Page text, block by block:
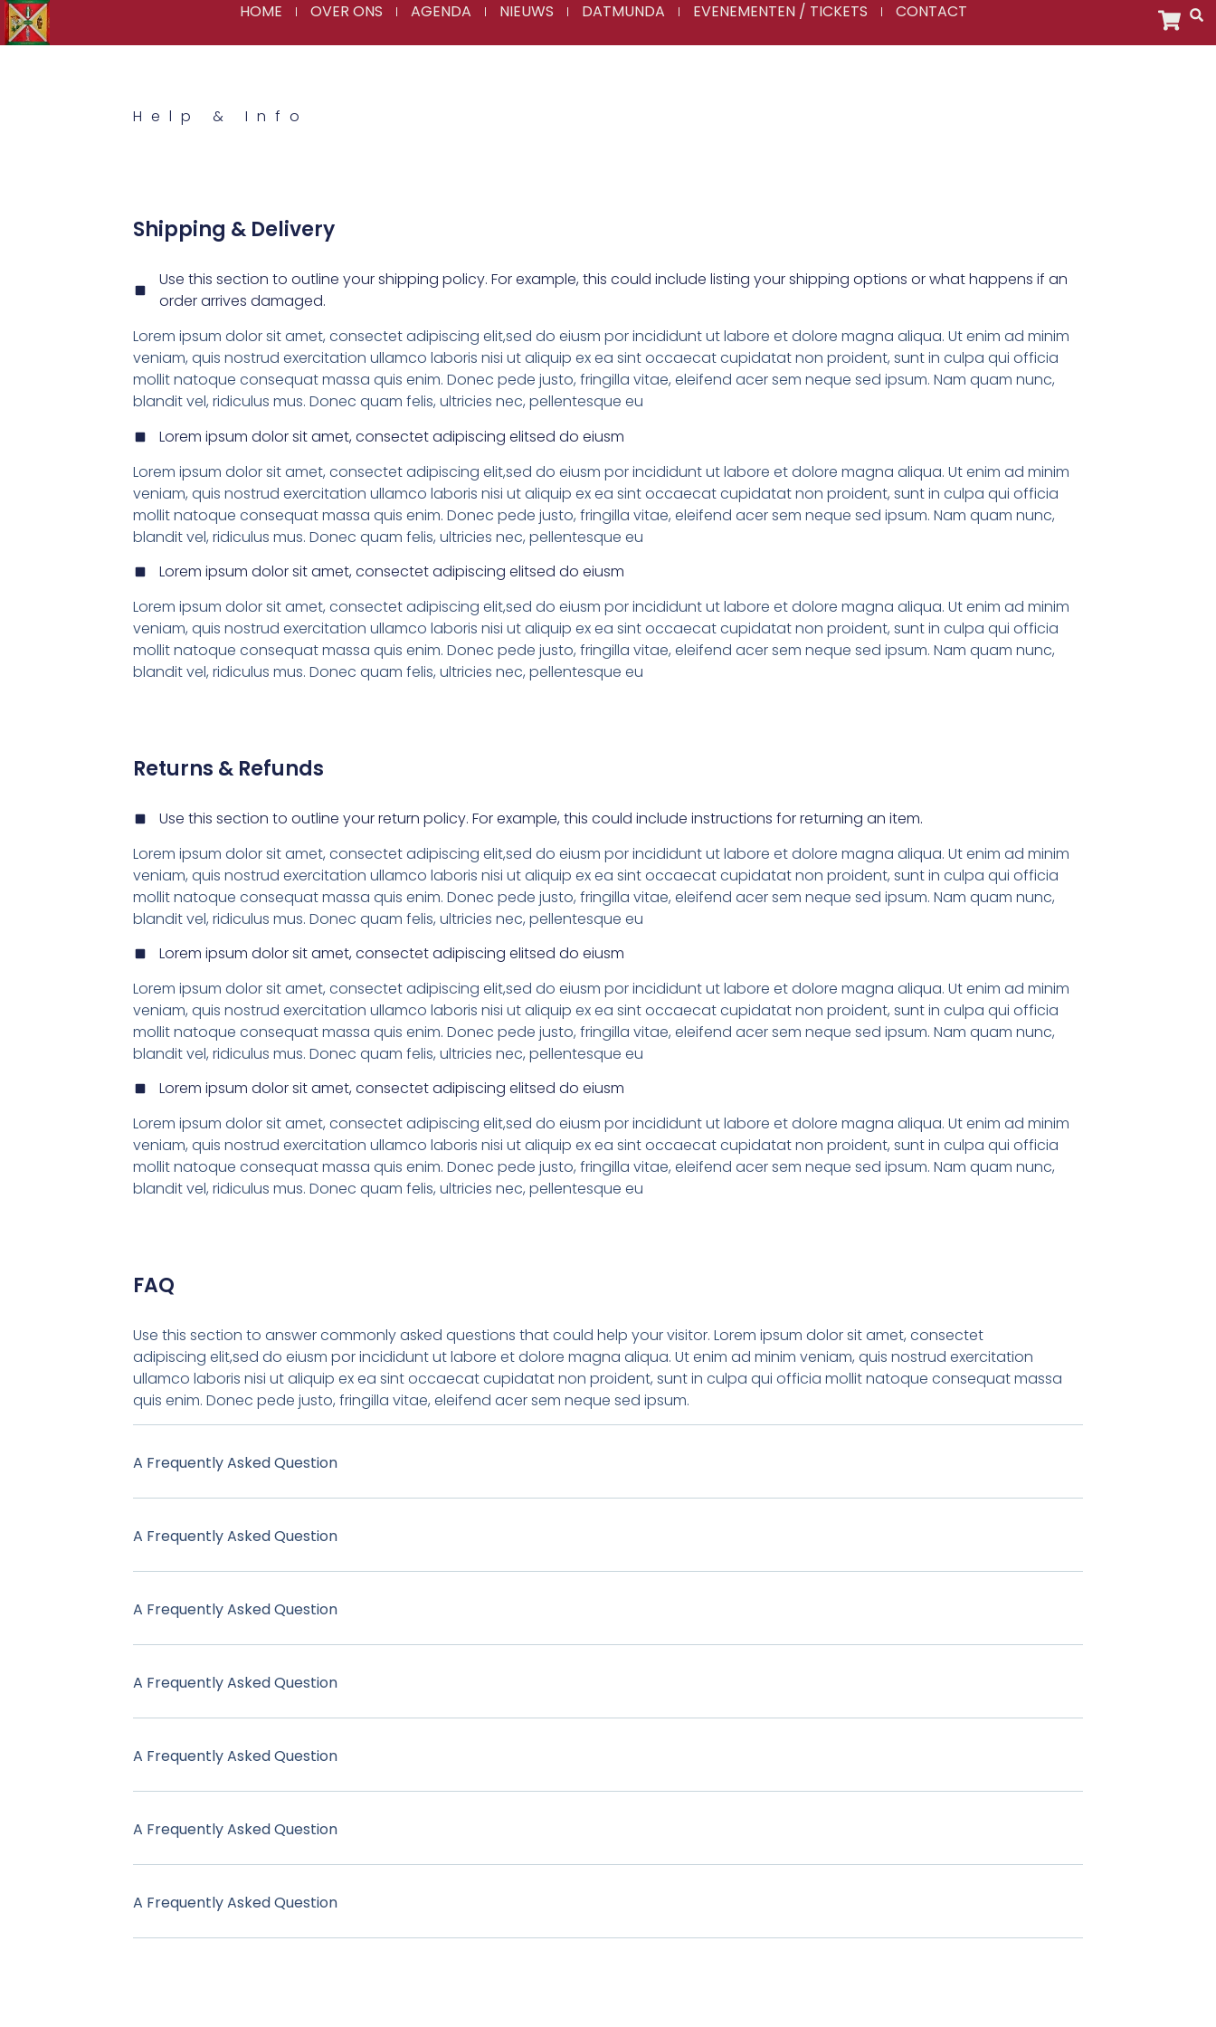
HOME OVER ONS AGENDA NIEUWS DATMUNDA EVENEMENTEN / TICKETS CONTACT
Help & Info
Shipping & Delivery
Use this section to outline your shipping policy. For example, this could include listing your shipping options or what happens if an
order arrives damaged.
Lorem ipsum dolor sit amet, consectet adipiscing elit,sed do eiusm por incididunt ut labore et dolore magna aliqua. Ut enim ad minim
veniam, quis nostrud exercitation ullamco laboris nisi ut aliquip ex ea sint occaecat cupidatat non proident, sunt in culpa qui officia
mollit natoque consequat massa quis enim. Donec pede justo, fringilla vitae, eleifend acer sem neque sed ipsum. Nam quam nunc,
blandit vel, ridiculus mus. Donec quam felis, ultricies nec, pellentesque eu
Lorem ipsum dolor sit amet, consectet adipiscing elitsed do eiusm
Lorem ipsum dolor sit amet, consectet adipiscing elit,sed do eiusm por incididunt ut labore et dolore magna aliqua. Ut enim ad minim
veniam, quis nostrud exercitation ullamco laboris nisi ut aliquip ex ea sint occaecat cupidatat non proident, sunt in culpa qui officia
mollit natoque consequat massa quis enim. Donec pede justo, fringilla vitae, eleifend acer sem neque sed ipsum. Nam quam nunc,
blandit vel, ridiculus mus. Donec quam felis, ultricies nec, pellentesque eu
Lorem ipsum dolor sit amet, consectet adipiscing elitsed do eiusm
Lorem ipsum dolor sit amet, consectet adipiscing elit,sed do eiusm por incididunt ut labore et dolore magna aliqua. Ut enim ad minim
veniam, quis nostrud exercitation ullamco laboris nisi ut aliquip ex ea sint occaecat cupidatat non proident, sunt in culpa qui officia
mollit natoque consequat massa quis enim. Donec pede justo, fringilla vitae, eleifend acer sem neque sed ipsum. Nam quam nunc,
blandit vel, ridiculus mus. Donec quam felis, ultricies nec, pellentesque eu
Returns & Refunds
Use this section to outline your return policy. For example, this could include instructions for returning an item.
Lorem ipsum dolor sit amet, consectet adipiscing elit,sed do eiusm por incididunt ut labore et dolore magna aliqua. Ut enim ad minim
veniam, quis nostrud exercitation ullamco laboris nisi ut aliquip ex ea sint occaecat cupidatat non proident, sunt in culpa qui officia
mollit natoque consequat massa quis enim. Donec pede justo, fringilla vitae, eleifend acer sem neque sed ipsum. Nam quam nunc,
blandit vel, ridiculus mus. Donec quam felis, ultricies nec, pellentesque eu
Lorem ipsum dolor sit amet, consectet adipiscing elitsed do eiusm
Lorem ipsum dolor sit amet, consectet adipiscing elit,sed do eiusm por incididunt ut labore et dolore magna aliqua. Ut enim ad minim
veniam, quis nostrud exercitation ullamco laboris nisi ut aliquip ex ea sint occaecat cupidatat non proident, sunt in culpa qui officia
mollit natoque consequat massa quis enim. Donec pede justo, fringilla vitae, eleifend acer sem neque sed ipsum. Nam quam nunc,
blandit vel, ridiculus mus. Donec quam felis, ultricies nec, pellentesque eu
Lorem ipsum dolor sit amet, consectet adipiscing elitsed do eiusm
Lorem ipsum dolor sit amet, consectet adipiscing elit,sed do eiusm por incididunt ut labore et dolore magna aliqua. Ut enim ad minim
veniam, quis nostrud exercitation ullamco laboris nisi ut aliquip ex ea sint occaecat cupidatat non proident, sunt in culpa qui officia
mollit natoque consequat massa quis enim. Donec pede justo, fringilla vitae, eleifend acer sem neque sed ipsum. Nam quam nunc,
blandit vel, ridiculus mus. Donec quam felis, ultricies nec, pellentesque eu
FAQ
Use this section to answer commonly asked questions that could help your visitor. Lorem ipsum dolor sit amet, consectet
adipiscing elit,sed do eiusm por incididunt ut labore et dolore magna aliqua. Ut enim ad minim veniam, quis nostrud exercitation
ullamco laboris nisi ut aliquip ex ea sint occaecat cupidatat non proident, sunt in culpa qui officia mollit natoque consequat massa
quis enim. Donec pede justo, fringilla vitae, eleifend acer sem neque sed ipsum.
A Frequently Asked Question
A Frequently Asked Question
A Frequently Asked Question
A Frequently Asked Question
A Frequently Asked Question
A Frequently Asked Question
A Frequently Asked Question